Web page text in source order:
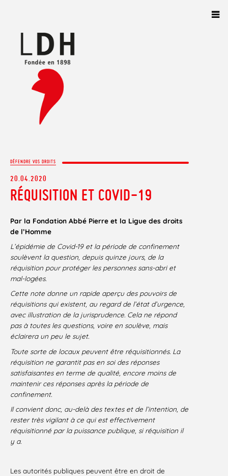
DÉFENDRE VOS DROITS
20.04.2020
RÉQUISITION ET COVID-19
Par la Fondation Abbé Pierre et la Ligue des droits
de l’Homme
L’épidémie de Covid-19 et la période de confinement
soulèvent la question, depuis quinze jours, de la
réquisition pour protéger les personnes sans-abri et
mal-logées.
Cette note donne un rapide aperçu des pouvoirs de
réquisitions qui existent, au regard de l’état d’urgence,
avec illustration de la jurisprudence. Cela ne répond
pas à toutes les questions, voire en soulève, mais
éclairera un peu le sujet.
Toute sorte de locaux peuventêtre réquisitionnés. La
réquisition ne garantit pas en soi des réponses
satisfaisantes en terme de qualité, encore moins de
maintenir ces réponses après la période de
confinement.
Il convient donc, au-delà des textes et de l’intention, de
rester très vigilant à ce qui est effectivement
réquisitionné par la puissance publique, si réquisition il
y a.
Les autorités publiques peuvent être en droit de